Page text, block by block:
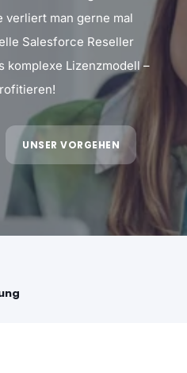
verliert man gerne mal
Salesforce Reseller
komplexe Lizenzmodell –
UNSER VORGEHEN